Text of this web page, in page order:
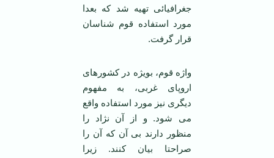
جغرافیائی تهیه شد که بعدا
مورد استفاده قوم شناسان
قرار گرفت.
واژه قوم، بویژه در کشورهای
اروپای غربی، به مفهوم
دیگری نیز مورد استفاده واقع
می شود. و از آن نژاد را
منظور دارند بی آن که آن را
صراحتا بیان کنند. زیرا